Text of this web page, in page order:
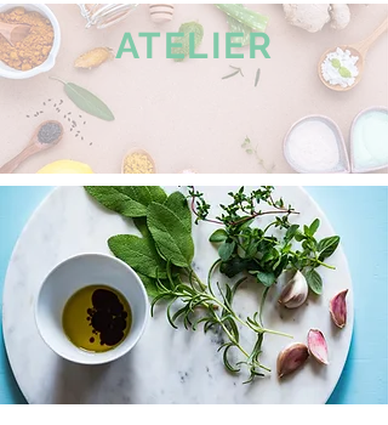
ATELIER